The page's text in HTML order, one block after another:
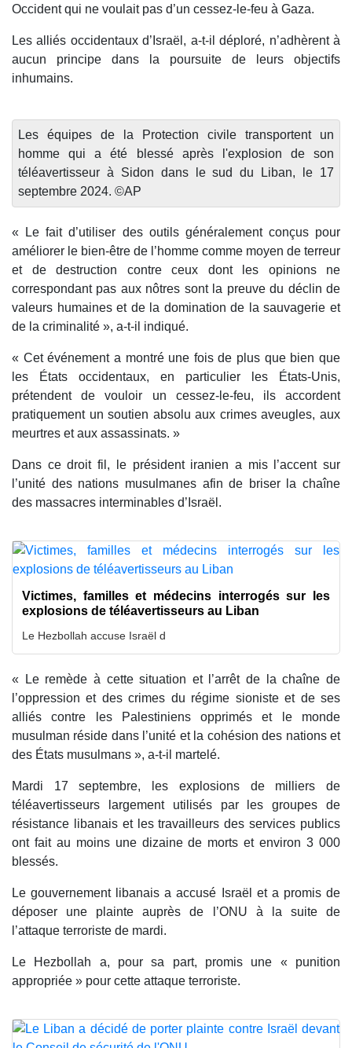
Occident qui ne voulait pas d’un cessez-le-feu à Gaza.
Les alliés occidentaux d’Israël, a-t-il déploré, n’adhèrent à
aucun principe dans la poursuite de leurs objectifs
inhumains.
Les équipes de la Protection civile transportent un
homme qui a été blessé après l'explosion de son
téléavertisseur à Sidon dans le sud du Liban, le 17
septembre 2024. ©AP
« Le fait d’utiliser des outils généralement conçus pour
améliorer le bien-être de l’homme comme moyen de terreur
et de destruction contre ceux dont les opinions ne
correspondant pas aux nôtres sont la preuve du déclin de
valeurs humaines et de la domination de la sauvagerie et
de la criminalité », a-t-il indiqué.
« Cet événement a montré une fois de plus que bien que
les États occidentaux, en particulier les États-Unis,
prétendent de vouloir un cessez-le-feu, ils accordent
pratiquement un soutien absolu aux crimes aveugles, aux
meurtres et aux assassinats. »
Dans ce droit fil, le président iranien a mis l’accent sur
l’unité des nations musulmanes afin de briser la chaîne
des massacres interminables d’Israël.
Victimes, familles et médecins interrogés sur les
explosions de téléavertisseurs au Liban
Le Hezbollah accuse Israël d
« Le remède à cette situation et l’arrêt de la chaîne de
l’oppression et des crimes du régime sioniste et de ses
alliés contre les Palestiniens opprimés et le monde
musulman réside dans l’unité et la cohésion des nations et
des États musulmans », a-t-il martelé.
Mardi 17 septembre, les explosions de milliers de
téléavertisseurs largement utilisés par les groupes de
résistance libanais et les travailleurs des services publics
ont fait au moins une dizaine de morts et environ 3 000
blessés.
Le gouvernement libanais a accusé Israël et a promis de
déposer une plainte auprès de l’ONU à la suite de
l’attaque terroriste de mardi.
Le Hezbollah a, pour sa part, promis une « punition
appropriée » pour cette attaque terroriste.